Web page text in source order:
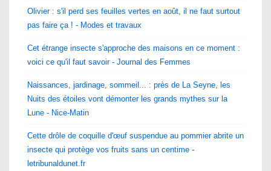
Olivier : s'il perd ses feuilles vertes en août, il ne faut surtout
pas faire ça ! - Modes et travaux
Cet étrange insecte s'approche des maisons en ce moment :
voici ce qu'il faut savoir - Journal des Femmes
Naissances, jardinage, sommeil... : près de La Seyne, les
Nuits des étoiles vont démonter les grands mythes sur la
Lune - Nice-Matin
Cette drôle de coquille d'œuf suspendue au pommier abrite un
insecte qui protège vos fruits sans un centime -
letribunaldunet.fr